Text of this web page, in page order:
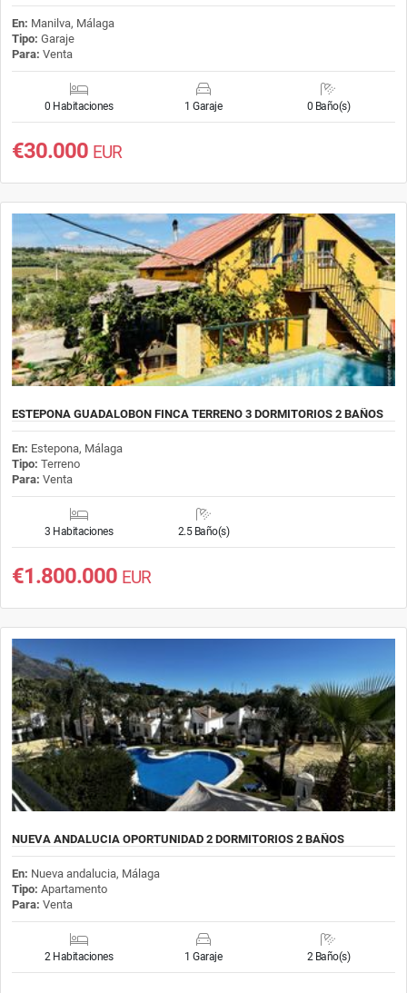
En: Manilva, Málaga
Tipo: Garaje
Para: Venta
0 Habitaciones 1 Garaje 0 Baño(s)
€30.000 EUR
ESTEPONA GUADALOBON FINCA TERRENO 3 DORMITORIOS 2 BAÑOS
En: Estepona, Málaga
Tipo: Terreno
Para: Venta
3 Habitaciones 2.5 Baño(s)
€1.800.000 EUR
NUEVA ANDALUCIA OPORTUNIDAD 2 DORMITORIOS 2 BAÑOS
En: Nueva andalucia, Málaga
Tipo: Apartamento
Para: Venta
2 Habitaciones 1 Garaje 2 Baño(s)